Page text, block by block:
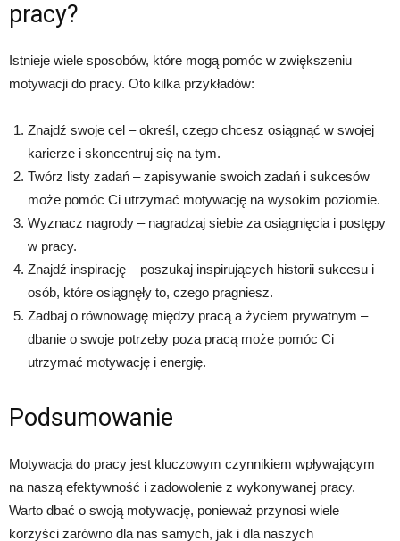
pracy?
Istnieje wiele sposobów, które mogą pomóc w zwiększeniu
motywacji do pracy. Oto kilka przykładów:
Znajdź swoje cel – określ, czego chcesz osiągnąć w swojej
karierze i skoncentruj się na tym.
Twórz listy zadań – zapisywanie swoich zadań i sukcesów
może pomóc Ci utrzymać motywację na wysokim poziomie.
Wyznacz nagrody – nagradzaj siebie za osiągnięcia i postępy
w pracy.
Znajdź inspirację – poszukaj inspirujących historii sukcesu i
osób, które osiągnęły to, czego pragniesz.
Zadbaj o równowagę między pracą a życiem prywatnym –
dbanie o swoje potrzeby poza pracą może pomóc Ci
utrzymać motywację i energię.
Podsumowanie
Motywacja do pracy jest kluczowym czynnikiem wpływającym
na naszą efektywność i zadowolenie z wykonywanej pracy.
Warto dbać o swoją motywację, ponieważ przynosi wiele
korzyści zarówno dla nas samych, jak i dla naszych